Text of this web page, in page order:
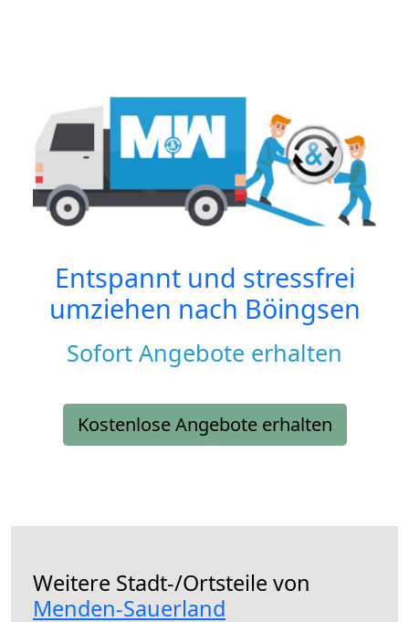
Entspannt und stressfrei
umziehen nach Böingsen
Sofort Angebote erhalten
Kostenlose Angebote erhalten
Weitere Stadt-/Ortsteile von
Menden-Sauerland